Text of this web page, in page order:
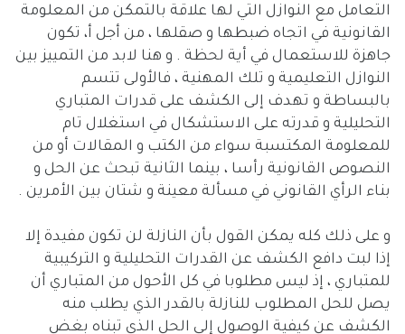
التعامل مع النوازل التي لها علاقة بالتمكن من المعلومة
القانونية في اتجاه ضبطها و صقلها ، من أجل أ، تكون
جاهزة للاستعمال في أية لحظة . و هنا لابد من التمييز بين
النوازل التعليمية و تلك المهنية ، فالأولى تتسم
بالبساطة و تهدف إلى الكشف على قدرات المتباري
التحليلية و قدرته على الاستشكال في استغلال تام
للمعلومة المكتسبة سواء من الكتب و المقالات أو من
النصوص القانونية رأسا ، بينما الثانية تبحث عن الحل و
بناء الرأي القانوني في مسألة معينة و شتان بين الأمرين .
و على ذلك كله يمكن القول بأن النازلة لن تكون مفيدة إلا
إذا لبت دافع الكشف عن القدرات التحليلية و التركيبية
للمتباري ، إذ ليس مطلوبا في كل الأحول من المتباري أن
يصل للحل المطلوب للنازلة بالقدر الذي يطلب منه
الكشف عن كيفية الوصول إلى الحل الذي تبناه بغض